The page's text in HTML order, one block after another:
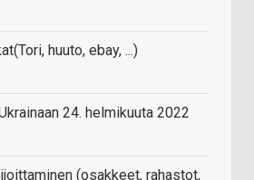
huuto, ebay, ...)
24. helmikuuta 2022
(osakkeet, rahastot,